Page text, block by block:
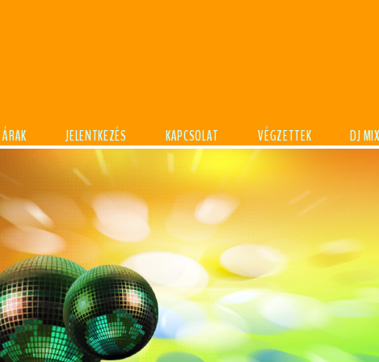
ÁRAK JELENTKEZÉS KAPCSOLAT VÉGZETTEK DJ